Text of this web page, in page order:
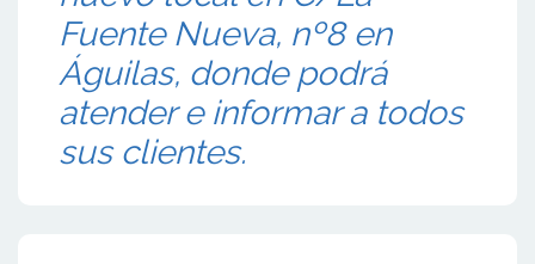
Fuente Nueva, nº8 en
Águilas, donde podrá
atender e informar a todos
sus clientes.